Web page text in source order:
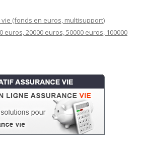
(fonds en euros, multisupport)
euros, 20000 euros, 50000 euros, 100000